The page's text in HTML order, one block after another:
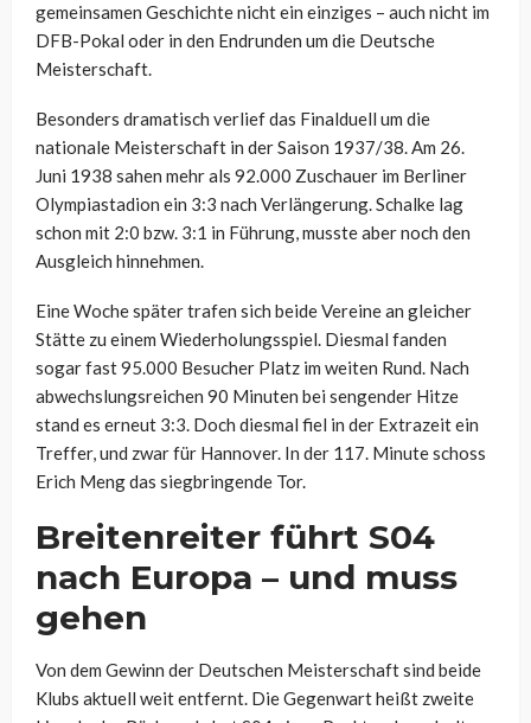
gemeinsamen Geschichte nicht ein einziges – auch nicht im
DFB-Pokal oder in den Endrunden um die Deutsche
Meisterschaft.
Besonders dramatisch verlief das Finalduell um die
nationale Meisterschaft in der Saison 1937/38. Am 26.
Juni 1938 sahen mehr als 92.000 Zuschauer im Berliner
Olympiastadion ein 3:3 nach Verlängerung. Schalke lag
schon mit 2:0 bzw. 3:1 in Führung, musste aber noch den
Ausgleich hinnehmen.
Eine Woche später trafen sich beide Vereine an gleicher
Stätte zu einem Wiederholungsspiel. Diesmal fanden
sogar fast 95.000 Besucher Platz im weiten Rund. Nach
abwechslungsreichen 90 Minuten bei sengender Hitze
stand es erneut 3:3. Doch diesmal fiel in der Extrazeit ein
Treffer, und zwar für Hannover. In der 117. Minute schoss
Erich Meng das siegbringende Tor.
Breitenreiter führt S04
nach Europa – und muss
gehen
Von dem Gewinn der Deutschen Meisterschaft sind beide
Klubs aktuell weit entfernt. Die Gegenwart heißt zweite